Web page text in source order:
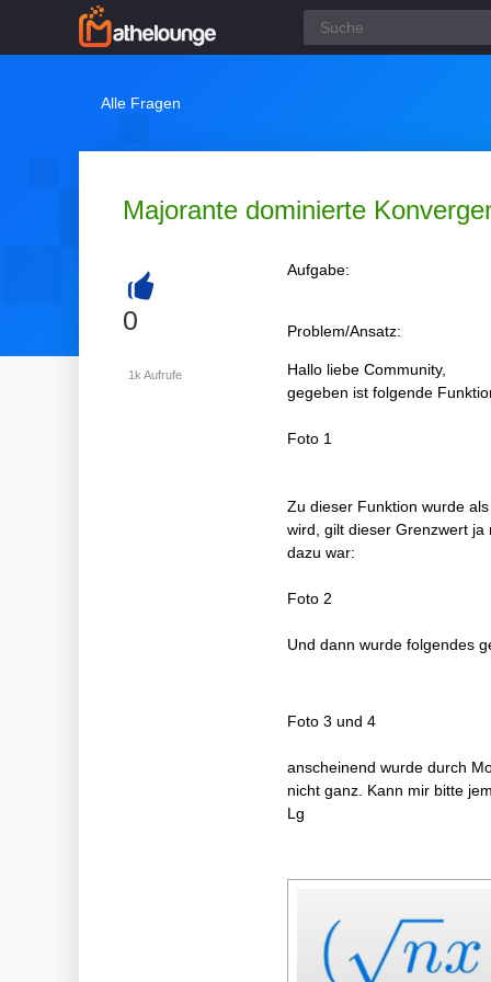
Alle Fragen
Majorante dominierte
+
0
1k Aufrufe
Aufgabe:
Problem/Ansatz:
Hallo liebe Community,
gegeben ist folgende
Foto 1
Zu dieser Funktion wurde
wird, gilt dieser Grenzwert
dazu war:
Foto 2
Und dann wurde folgendes
Foto 3 und 4
anscheinend wurde durch
nicht ganz. Kann mir bitte
Lg